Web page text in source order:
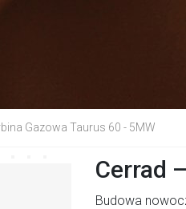
Gazowa Taurus 60 - 5MW
Cerrad
Budowa